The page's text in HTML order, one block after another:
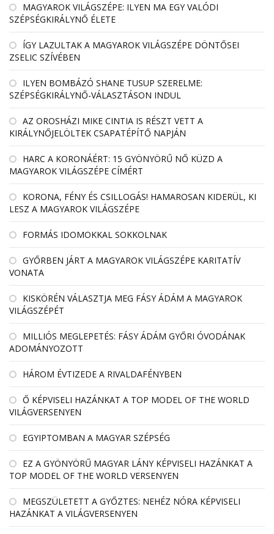
MAGYAROK VILÁGSZÉPE: ILYEN MA EGY VALÓDI
SZÉPSÉGKIRÁLYNŐ ÉLETE
ÍGY LAZULTAK A MAGYAROK VILÁGSZÉPE DÖNTŐSEI
ZSELIC SZÍVÉBEN
ILYEN BOMBÁZÓ SHANE TUSUP SZERELME:
SZÉPSÉGKIRÁLYNŐ-VÁLASZTÁSON INDUL
AZ OROSHÁZI MIKE CINTIA IS RÉSZT VETT A
KIRÁLYNŐJELÖLTEK CSAPATÉPÍTŐ NAPJÁN
HARC A KORONÁÉRT: 15 GYÖNYÖRŰ NŐ KÜZD A
MAGYAROK VILÁGSZÉPE CÍMÉRT
KORONA, FÉNY ÉS CSILLOGÁS! HAMAROSAN KIDERÜL, KI
LESZ A MAGYAROK VILÁGSZÉPE
FORMÁS IDOMOKKAL SOKKOLNAK
GYŐRBEN JÁRT A MAGYAROK VILÁGSZÉPE KARITATÍV
VONATA
KISKÖRÉN VÁLASZTJA MEG FÁSY ÁDÁM A MAGYAROK
VILÁGSZÉPÉT
MILLIÓS MEGLEPETÉS: FÁSY ÁDÁM GYŐRI ÓVODÁNAK
ADOMÁNYOZOTT
HÁROM ÉVTIZEDE A RIVALDAFÉNYBEN
Ő KÉPVISELI HAZÁNKAT A TOP MODEL OF THE WORLD
VILÁGVERSENYEN
EGYIPTOMBAN A MAGYAR SZÉPSÉG
EZ A GYÖNYÖRŰ MAGYAR LÁNY KÉPVISELI HAZÁNKAT A
TOP MODEL OF THE WORLD VERSENYEN
MEGSZÜLETETT A GYŐZTES: NEHÉZ NÓRA KÉPVISELI
HAZÁNKAT A VILÁGVERSENYEN